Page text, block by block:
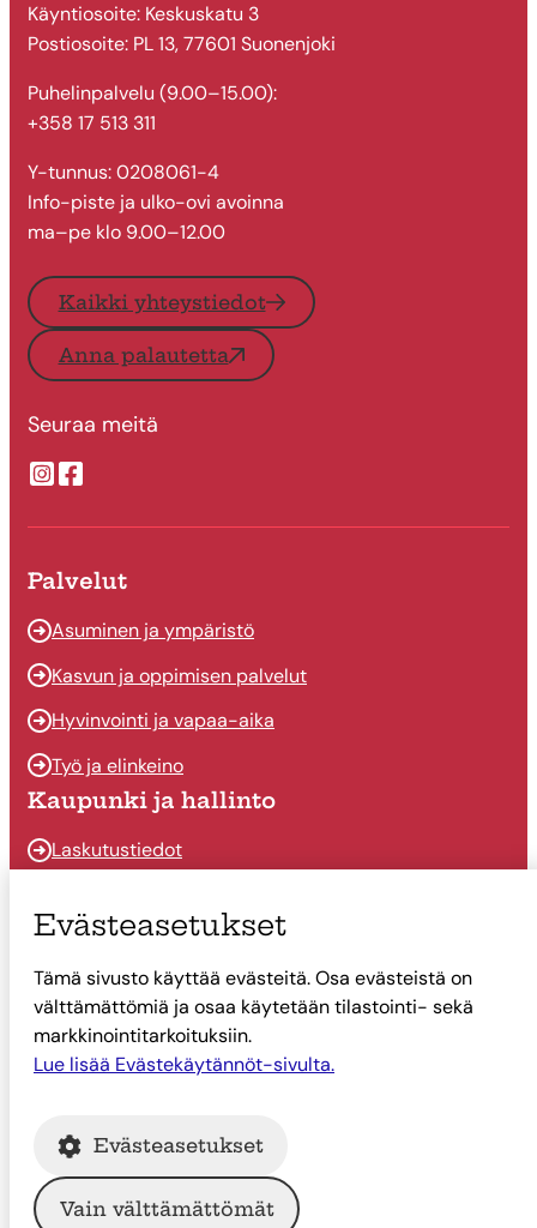
Käyntiosoite: Keskuskatu 3
Postiosoite: PL 13, 77601 Suonenjoki
Puhelinpalvelu (9.00–15.00):
+358 17 513 311
Y-tunnus: 0208061-4
Info-piste ja ulko-ovi avoinna
ma–pe klo 9.00–12.00
Kaikki yhteystiedot
Anna palautetta
Seuraa meitä
Suonenjoen kaupungin Instragram
Suonenjoen kaupungin Facebook
Palvelut
Asuminen ja ympäristö
Kasvun ja oppimisen palvelut
Hyvinvointi ja vapaa-aika
Työ ja elinkeino
Kaupunki ja hallinto
Laskutustiedot
Päätöksenteko
Talous
Yhteystiedot
Tietoa Suonenjoesta
Tietoa Suonenjoesta
Evästeasetukset
Tämä sivusto käyttää evästeitä. Osa evästeistä on
välttämättömiä ja osaa käytetään tilastointi- sekä
markkinointitarkoituksiin.
Lue lisää Evästekäytännöt-sivulta.
Evästeasetukset
Vain välttämättömät